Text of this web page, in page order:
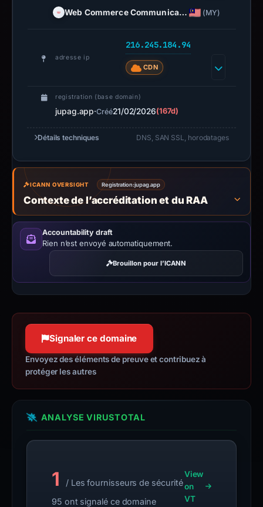
Web Commerce Communica… (MY)
adresse ip
216.245.184.94
CDN
registration (base domain)
jupag.app·Créé21/02/2026(167d)
Détails techniques DNS, SAN SSL, horodatages
ICANN OVERSIGHT Registration:jupag.app
Contexte de l’accréditation et du RAA
Accountability draft
Rien n’est envoyé automatiquement.
Brouillon pour l’ICANN
Signaler ce domaine
Envoyez des éléments de preuve et contribuez à
protéger les autres
ANALYSE VIRUSTOTAL
1
/ Les fournisseurs de sécurité
95 ont signalé ce domaine
View
on
VT